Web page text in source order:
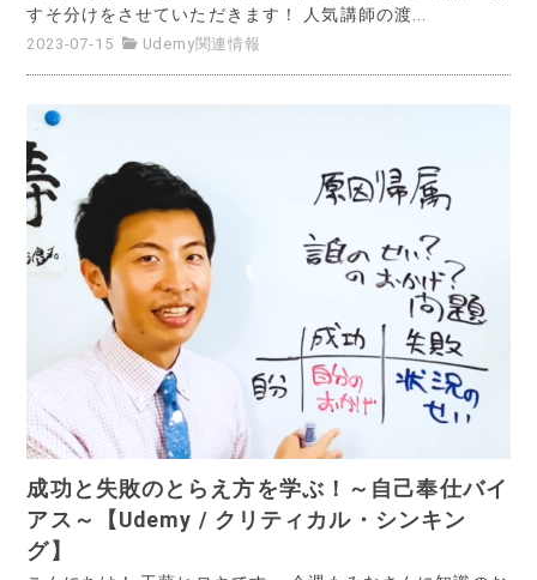
すそ分けをさせていただきます！ 人気講師の渡...
2023-07-15 Udemy関連情報
成功と失敗のとらえ方を学ぶ！～自己奉仕バイ
アス～【Udemy / クリティカル・シンキン
グ】